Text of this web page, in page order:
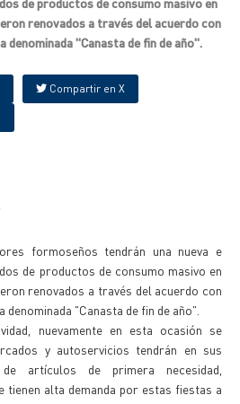
renovados a través del acuerdo con
"Canasta de fin de año".
Compartir en X
formoseños tendrán una nueva e
de productos de consumo masivo en
renovados a través del acuerdo con
"Canasta de fin de año".
nuevamente en esta ocasión se
y autoservicios tendrán en sus
artículos de primera necesidad,
tienen alta demanda por estas fiestas a